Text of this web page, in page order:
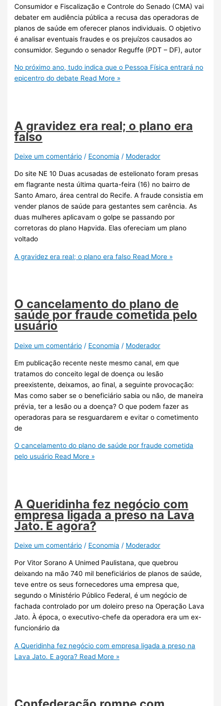
Consumidor e Fiscalização e Controle do Senado (CMA) vai
debater em audiência pública a recusa das operadoras de
planos de saúde em oferecer planos individuais. O objetivo
é analisar eventuais fraudes e os prejuízos causados ao
consumidor. Segundo o senador Reguffe (PDT – DF), autor
No próximo ano, tudo indica que o Pessoa Física entrará no
epicentro do debate Read More »
A gravidez era real; o plano era
falso
Deixe um comentário / Economia / Moderador
Do site NE 10 Duas acusadas de estelionato foram presas
em flagrante nesta última quarta-feira (16) no bairro de
Santo Amaro, área central do Recife. A fraude consistia em
vender planos de saúde para gestantes sem carência. As
duas mulheres aplicavam o golpe se passando por
corretoras do plano Hapvida. Elas ofereciam um plano
voltado
A gravidez era real; o plano era falso Read More »
O cancelamento do plano de
saúde por fraude cometida pelo
usuário
Deixe um comentário / Economia / Moderador
Em publicação recente neste mesmo canal, em que
tratamos do conceito legal de doença ou lesão
preexistente, deixamos, ao final, a seguinte provocação:
Mas como saber se o beneficiário sabia ou não, de maneira
prévia, ter a lesão ou a doença? O que podem fazer as
operadoras para se resguardarem e evitar o cometimento
de
O cancelamento do plano de saúde por fraude cometida
pelo usuário Read More »
A Queridinha fez negócio com
empresa ligada a preso na Lava
Jato. E agora?
Deixe um comentário / Economia / Moderador
Por Vitor Sorano A Unimed Paulistana, que quebrou
deixando na mão 740 mil beneficiários de planos de saúde,
teve entre os seus fornecedores uma empresa que,
segundo o Ministério Público Federal, é um negócio de
fachada controlado por um doleiro preso na Operação Lava
Jato. À época, o executivo-chefe da operadora era um ex-
funcionário da
A Queridinha fez negócio com empresa ligada a preso na
Lava Jato. E agora? Read More »